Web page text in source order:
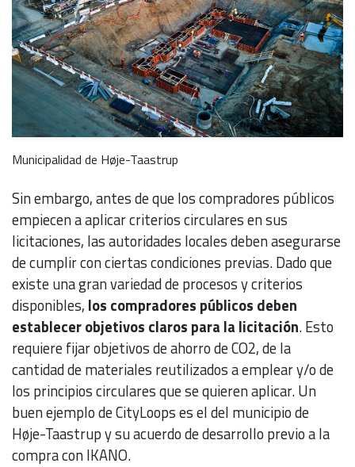
Municipalidad de Høje-Taastrup
Sin embargo, antes de que los compradores públicos
empiecen a aplicar criterios circulares en sus
licitaciones, las autoridades locales deben asegurarse
de cumplir con ciertas condiciones previas. Dado que
existe una gran variedad de procesos y criterios
disponibles, los compradores públicos deben
establecer objetivos claros para la licitación. Esto
requiere fijar objetivos de ahorro de CO2, de la
cantidad de materiales reutilizados a emplear y/o de
los principios circulares que se quieren aplicar. Un
buen ejemplo de CityLoops es el del municipio de
Høje-Taastrup y su acuerdo de desarrollo previo a la
compra con IKANO.